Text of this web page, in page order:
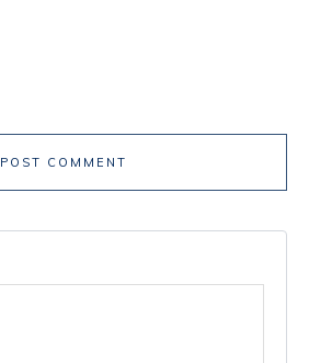
POST COMMENT